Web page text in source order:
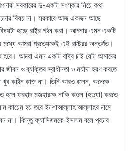
সরকারের দু-একটা সংস্কার নিয়ে কথা
বিষয় না। সরকারে আজ একজন আছে
হচ্ছে রাষ্ট্র গঠন করা। আপনার এমন একটি
মধ্যে আমরা প্রত্যেকেই এই রাষ্ট্রের অন্তর্গত।
হবে। আমরা এমন একটা রাষ্ট্র চাই যেটা আমাদের
জীবন ও ব্যক্তির স্বাধীনতা ও মর্যাদা হরণ করতে
খুব কঠিন কাজ না। তিনি আরও বলেন, অনেকে
হলে ফরহাদ মজহারকে নাকি কতল (হত্যা) করতে
কায়েম হয় তবে ইনশাআল্লাহ আল্লাহর নামে
না। কিন্তু ফ্যাসিজমকে ইসলাম বলে প্রচার